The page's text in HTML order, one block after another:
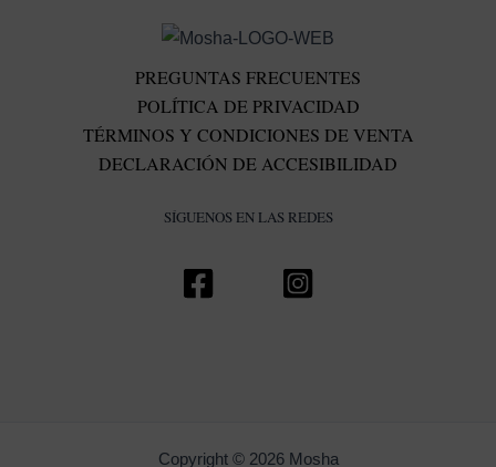
PREGUNTAS FRECUENTES
POLÍTICA DE PRIVACIDAD
TÉRMINOS Y CONDICIONES DE VENTA
DECLARACIÓN DE ACCESIBILIDAD
SÍGUENOS EN LAS REDES
Copyright © 2026 Mosha